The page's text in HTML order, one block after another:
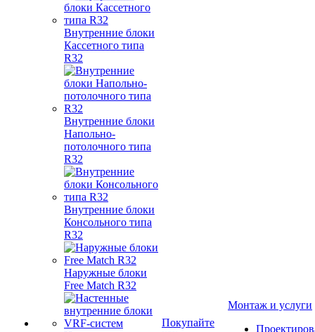
Внутренние блоки
Кассетного типа
R32
Внутренние блоки
Напольно-
потолочного типа
R32
Внутренние блоки
Консольного типа
R32
Наружные блоки
Free Match R32
Покупайте
Монтаж и услуги